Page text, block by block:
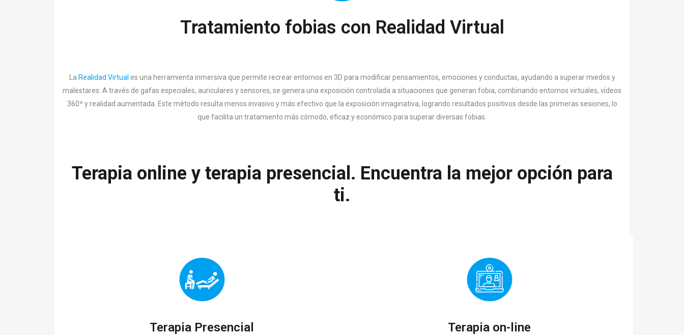
Tratamiento fobias con Realidad Virtual
La Realidad Virtual es una herramienta inmersiva que permite recrear entornos en 3D para modificar pensamientos, emociones y conductas, ayudando a superar miedos y
malestares. A través de gafas especiales, auriculares y sensores, se genera una exposición controlada a situaciones que generan fobia, combinando entornos virtuales, vídeos
360º y realidad aumentada. Este método resulta menos invasivo y más efectivo que la exposición imaginativa, logrando resultados positivos desde las primeras sesiones, lo
que facilita un tratamiento más cómodo, eficaz y económico para superar diversas fobias.
Terapia online y terapia presencial. Encuentra la mejor opción para
ti.
Terapia Presencial Terapia on-line